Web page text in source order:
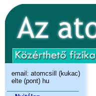
email: atomcsill (kukac)
elte (pont) hu